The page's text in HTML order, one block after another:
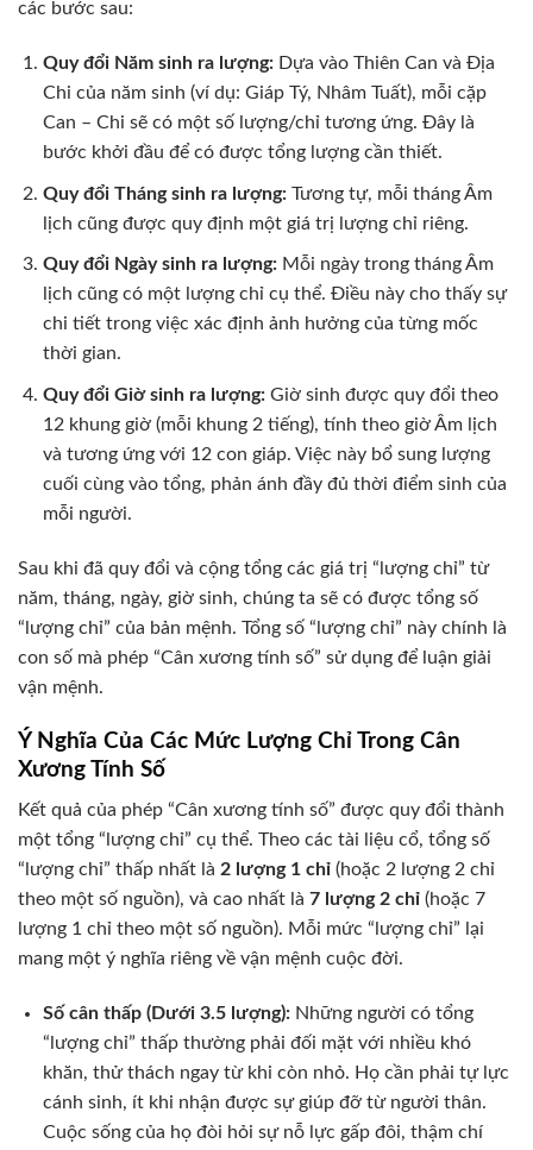
các bước sau:
Quy đổi Năm sinh ra lượng:Dựa vào Thiên Can và Địa
Chi của năm sinh (ví dụ: Giáp Tý, Nhâm Tuất), mỗi cặp
Can – Chi sẽ có một số lượng/chỉ tương ứng. Đây là
bước khởi đầu để có được tổng lượng cần thiết.
Quy đổi Tháng sinh ra lượng:Tương tự, mỗi tháng Âm
lịch cũng được quy định một giá trị lượng chỉ riêng.
Quy đổi Ngày sinh ra lượng:Mỗi ngày trong tháng Âm
lịch cũng có một lượng chỉ cụ thể. Điều này cho thấy sự
chi tiết trong việc xác định ảnh hưởng của từng mốc
thời gian.
Quy đổi Giờ sinh ra lượng:Giờ sinh được quy đổi theo
12 khung giờ (mỗi khung 2 tiếng), tính theo giờ Âm lịch
và tương ứng với 12 con giáp. Việc này bổ sung lượng
cuối cùng vào tổng, phản ánh đầy đủ thời điểm sinh của
mỗi người.
Sau khi đã quy đổi và cộng tổng các giá trị “lượng chỉ” từ
năm, tháng, ngày, giờ sinh, chúng ta sẽ có được tổng số
“lượng chỉ” của bản mệnh. Tổng số “lượng chỉ” này chính là
con số mà phép “Cân xương tính số” sử dụng để luận giải
vận mệnh.
Ý Nghĩa Của Các Mức Lượng Chỉ Trong Cân
Xương Tính Số
Kết quả của phép “Cân xương tính số” được quy đổi thành
một tổng “lượng chỉ” cụ thể. Theo các tài liệu cổ, tổng số
“lượng chỉ” thấp nhất là 2 lượng 1 chỉ (hoặc 2 lượng 2 chỉ
theo một số nguồn), và cao nhất là 7 lượng 2 chỉ (hoặc 7
lượng 1 chỉ theo một số nguồn). Mỗi mức “lượng chỉ” lại
mang một ý nghĩa riêng về vận mệnh cuộc đời.
Số cân thấp (Dưới 3.5 lượng):Những người có tổng
“lượng chỉ” thấp thường phải đối mặt với nhiều khó
khăn, thử thách ngay từ khi còn nhỏ. Họ cần phải tự lực
cánh sinh, ít khi nhận được sự giúp đỡ từ người thân.
Cuộc sống của họ đòi hỏi sự nỗ lực gấp đôi, thậm chí